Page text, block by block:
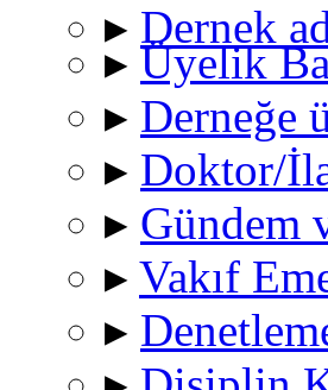
▸ Dernek
▸ Üyelik
▸ Derneğe
▸ Doktor/
▸ Gündem
▸ Vakıf
▸